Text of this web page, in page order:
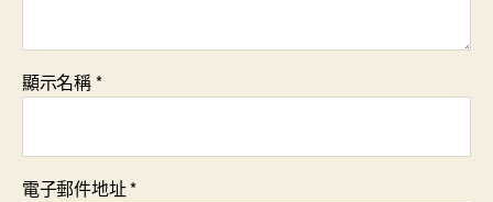
顯示名稱*
電子郵件地址*